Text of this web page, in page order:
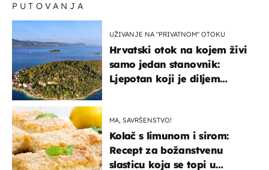
PUTOVANJA
UŽIVANJE NA "PRIVATNOM" OTOKU
Hrvatski otok na kojem živi
samo jedan stanovnik:
Ljepotan koji je diljem
MA, SAVRŠENSTVO!
Kolač s limunom i sirom:
Recept za božanstvenu
slasticu koja se topi u